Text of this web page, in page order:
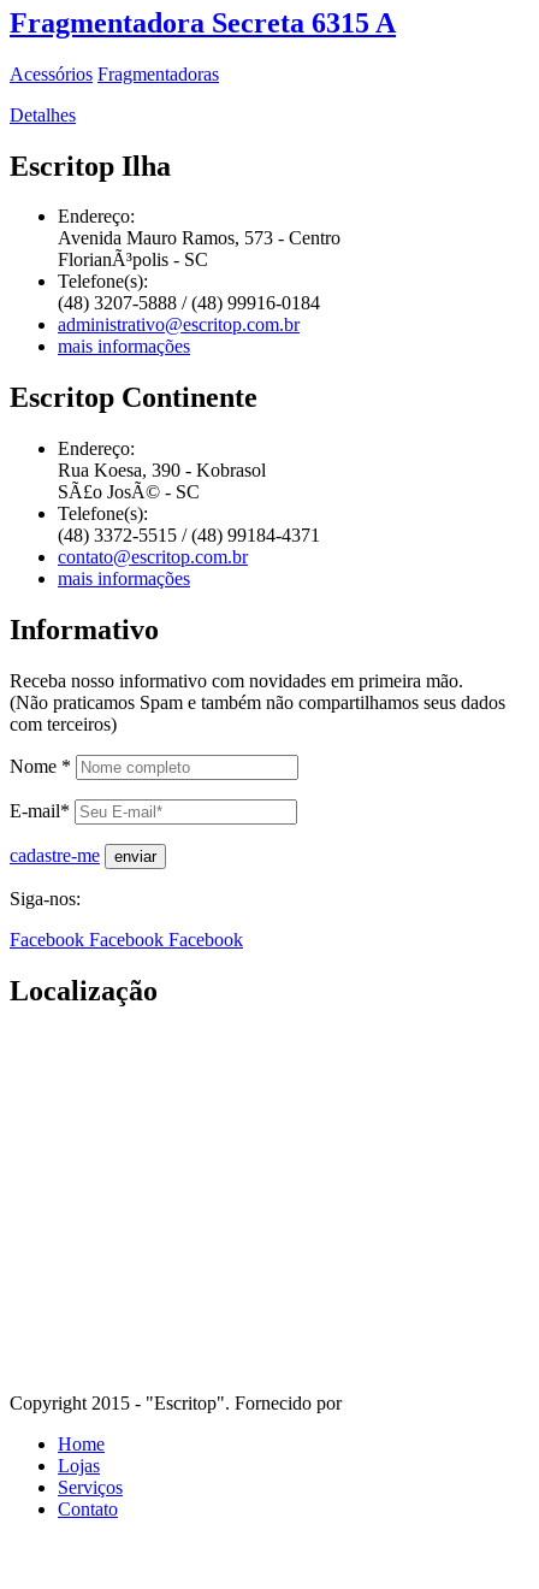
Fragmentadora Secreta 6315 A
Acessórios Fragmentadoras
Detalhes
Escritop Ilha
Endereço:
Avenida Mauro Ramos, 573 - Centro
FlorianÃ³polis - SC
Telefone(s):
(48) 3207-5888 / (48) 99916-0184
administrativo@escritop.com.br
mais informações
Escritop Continente
Endereço:
Rua Koesa, 390 - Kobrasol
SÃ£o JosÃ© - SC
Telefone(s):
(48) 3372-5515 / (48) 99184-4371
contato@escritop.com.br
mais informações
Informativo
Receba nosso informativo com novidades em primeira mão.
(Não praticamos Spam e também não compartilhamos seus dados
com terceiros)
Nome *
E-mail*
cadastre-me
Siga-nos:
Facebook Facebook Facebook
Localização
Copyright 2015 - "Escritop". Fornecido por
Home
Lojas
Serviços
Contato